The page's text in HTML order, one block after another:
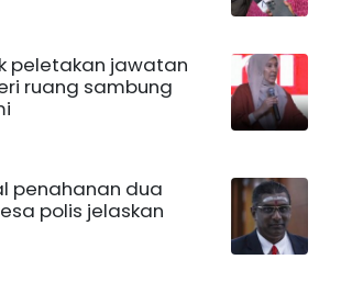
peletakan jawatan
ruang sambung
penahanan dua
polis jelaskan